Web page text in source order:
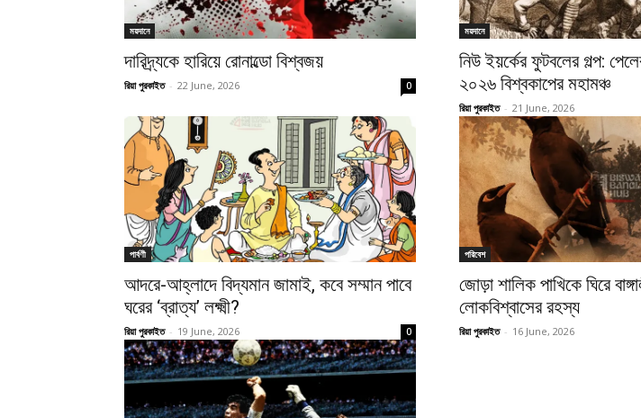
ময়দানে
দারিদ্র্যকে হারিয়ে রোনাল্ডো বিশ্বজয়
রিয়া পুরকাইত - 22 June, 2026 0
ময়দানে
নিউ ইয়র্কের ফুটবলের গল্প:
২০২৬ বিশ্বকাপের মহামঞ্চ
রিয়া পুরকাইত - 21 June, 2026
পার্বণী
আদরে-আহ্লাদে বিদ্যমান জামাই, কবে সম্মান পাবে
ঘরের ‘ব্রাত্য’ লক্ষ্মী?
রিয়া পুরকাইত - 19 June, 2026 0
পরিবেশ
জোড়া শালিক পাখিকে ঘিরে
লোকবিশ্বাসের রহস্য
রিয়া পুরকাইত - 16 June, 2026